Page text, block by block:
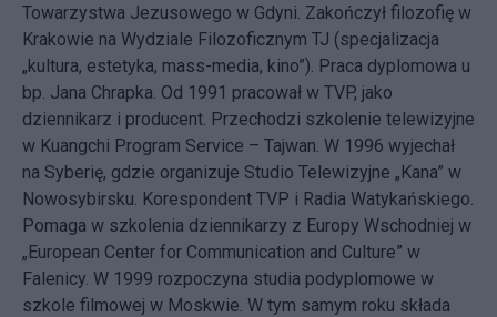
Towarzystwa Jezusowego w Gdyni. Zakończył filozofię w
Krakowie na Wydziale Filozoficznym TJ (specjalizacja
„kultura, estetyka, mass-media, kino”). Praca dyplomowa u
bp. Jana Chrapka. Od 1991 pracował w TVP, jako
dziennikarz i producent. Przechodzi szkolenie telewizyjne
w Kuangchi Program Service – Tajwan. W 1996 wyjechał
na Syberię, gdzie organizuje Studio Telewizyjne „Kana” w
Nowosybirsku. Korespondent TVP i Radia Watykańskiego.
Pomaga w szkolenia dziennikarzy z Europy Wschodniej w
„European Center for Communication and Culture” w
Falenicy. W 1999 rozpoczyna studia podyplomowe w
szkole filmowej w Moskwie. W tym samym roku składa